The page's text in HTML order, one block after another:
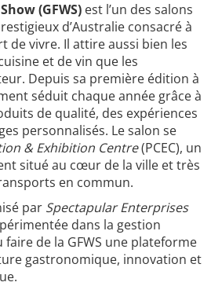
(GFWS) est l’un des salons
d’Australie consacré à
de vivre. Il attire aussi bien les
et de vin que les
Depuis sa première édition à
séduit chaque année grâce à
de qualité, des expériences
personnalisés. Le salon se
& Exhibition Centre(PCEC), un
situé au cœur de la ville et très
en commun.
par Spectapular Enterprises
dans la gestion
faire de la GFWS une plateforme
gastronomique, innovation et